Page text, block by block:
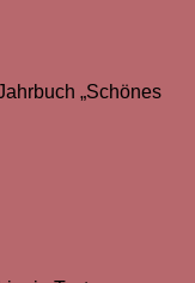
„Schönes